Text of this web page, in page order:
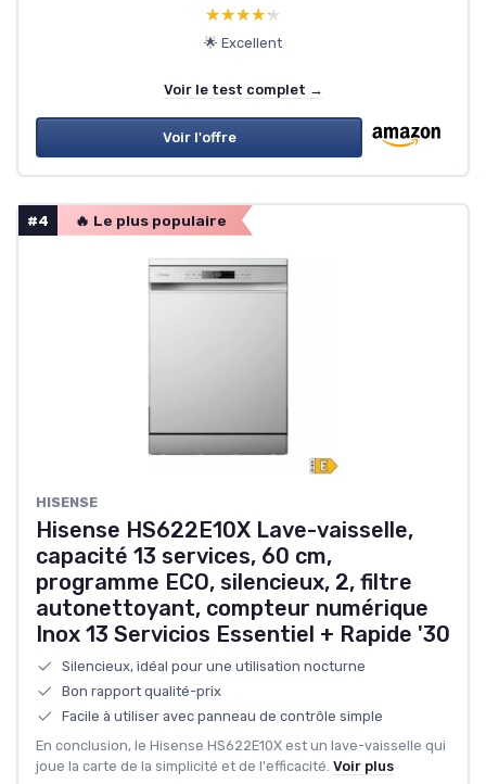
★★★★★
★★★★★
🌟 Excellent
Voir le test complet →
Voir l'offre
#4 🔥 Le plus populaire
HISENSE
Hisense HS622E10X Lave-vaisselle,
capacité 13 services, 60 cm,
programme ECO, silencieux, 2, filtre
autonettoyant, compteur numérique
Inox 13 Servicios Essentiel + Rapide '30
Silencieux, idéal pour une utilisation nocturne
Bon rapport qualité-prix
Facile à utiliser avec panneau de contrôle simple
En conclusion, le Hisense HS622E10X est un lave-vaisselle qui
joue la carte de la simplicité et de l'efficacité. Voir plus